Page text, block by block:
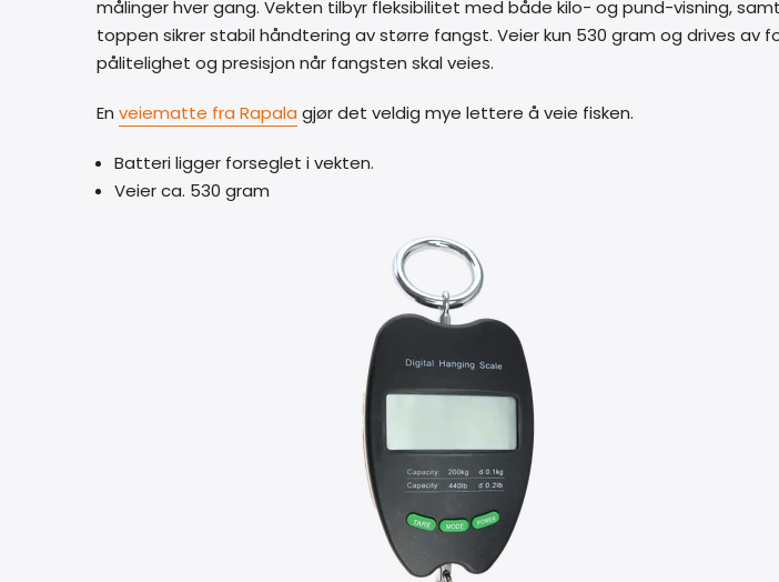
målinger hver gang. Vekten tilbyr fleksibilitet med både kilo- og pund-visning,
toppen sikrer stabil håndtering av større fangst. Veier kun 530 gram og drives
pålitelighet og presisjon når fangsten skal veies.
En veiematte fra Rapala gjør det veldig mye lettere å veie fisken.
Batteri ligger forseglet i vekten.
Veier ca. 530 gram